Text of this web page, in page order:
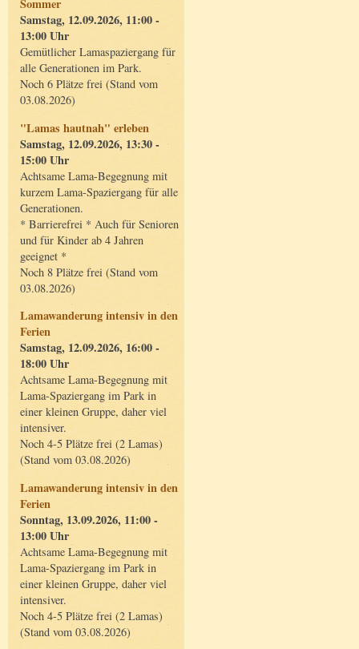
Sommer
Samstag, 12.09.2026, 11:00 -
13:00 Uhr
Gemütlicher Lamaspaziergang für
alle Generationen im Park.
Noch 6 Plätze frei (Stand vom
03.08.2026)
"Lamas hautnah" erleben
Samstag, 12.09.2026, 13:30 -
15:00 Uhr
Achtsame Lama-Begegnung mit
kurzem Lama-Spaziergang für alle
Generationen.
* Barrierefrei * Auch für Senioren
und für Kinder ab 4 Jahren
geeignet *
Noch 8 Plätze frei (Stand vom
03.08.2026)
Lamawanderung intensiv in den
Ferien
Samstag, 12.09.2026, 16:00 -
18:00 Uhr
Achtsame Lama-Begegnung mit
Lama-Spaziergang im Park in
einer kleinen Gruppe, daher viel
intensiver.
Noch 4-5 Plätze frei (2 Lamas)
(Stand vom 03.08.2026)
Lamawanderung intensiv in den
Ferien
Sonntag, 13.09.2026, 11:00 -
13:00 Uhr
Achtsame Lama-Begegnung mit
Lama-Spaziergang im Park in
einer kleinen Gruppe, daher viel
intensiver.
Noch 4-5 Plätze frei (2 Lamas)
(Stand vom 03.08.2026)